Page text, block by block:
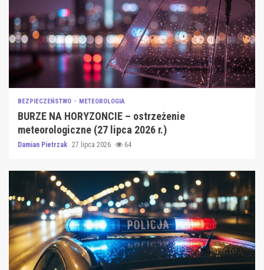
BEZPIECZEŃSTWO METEOROLOGIA
BURZE NA HORYZONCIE – ostrzeżenie
meteorologiczne (27 lipca 2026 r.)
Damian Pietrzak 27 lipca 2026 64